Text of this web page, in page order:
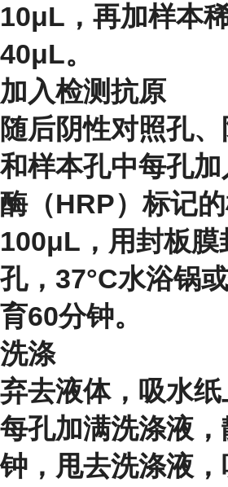
10μL，再加样本
40μL。
加入检测抗原
随后阴性对照孔
和样本孔中每孔
酶（HRP）标记
100μL，用封板膜
孔，37°C水浴锅
育60分钟。
洗涤
弃去液体，吸水纸
每孔加满洗涤液
钟，甩去洗涤液